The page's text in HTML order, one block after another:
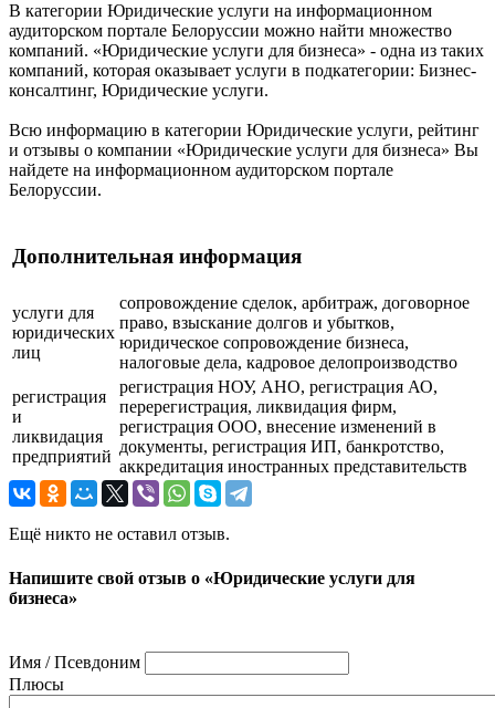
В категории Юридические услуги на информационном
аудиторском портале Белоруссии можно найти множество
компаний. «Юридические услуги для бизнеса» - одна из таких
компаний, которая оказывает услуги в подкатегории: Бизнес-
консалтинг, Юридические услуги.
Всю информацию в категории Юридические услуги, рейтинг
и отзывы о компании «Юридические услуги для бизнеса» Вы
найдете на информационном аудиторском портале
Белоруссии.
Дополнительная информация
услуги для
юридических
лиц
сопровождение сделок, арбитраж, договорное
право, взыскание долгов и убытков,
юридическое сопровождение бизнеса,
налоговые дела, кадровое делопроизводство
регистрация
и
ликвидация
предприятий
регистрация НОУ, АНО, регистрация АО,
перерегистрация, ликвидация фирм,
регистрация ООО, внесение изменений в
документы, регистрация ИП, банкротство,
аккредитация иностранных представительств
Ещё никто не оставил отзыв.
Напишите свой отзыв о «Юридические услуги для
бизнеса»
Имя / Псевдоним
Плюсы